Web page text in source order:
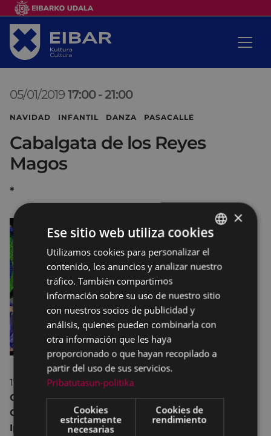
05/01/2019 17:00 -21:00
NAVIDAD INFANTIL DANZA PASACALLE
Cabalgata de los Reyes
Magos
*
17:00.- Actuación delGrupo de Danza
Contemporánea Ipurua, Ballet Eibarrés y
Gimnasia Rítmica Ipurua,
en elPolideportivo
Ipurua
BASQUE
SPANISH
×
Ese sitio web utiliza cookies
Utilizamos cookies para personalizar el
contenido, los anuncios y analizar nuestro
tráfico. También compartimos
información sobre su uso de nuestro sitio
con nuestros socios de publicidad y
análisis, quienes pueden combinarla con
otra información que les haya
proporcionado o que hayan recopilado a
partir del uso de sus servicios.
Pribatutasun-politika
Cookies
estrictamente
necesarias
Cookies de
rendimiento